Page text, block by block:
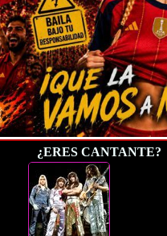
¿ERES CANTANTE?